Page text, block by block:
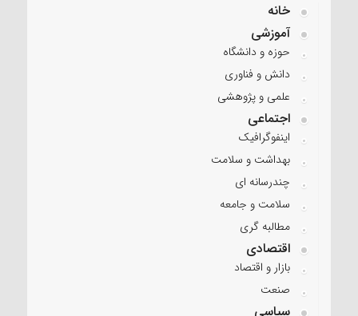
خانه
آموزشی
حوزه و دانشگاه
دانش و فناوری
علمی و پژوهشی
اجتماعی
اینفوگرافیک
بهداشت و سلامت
چندرسانه ای
سلامت و جامعه
مطالبه گری
اقتصادی
بازار و اقتصاد
صنعت
سیاسی